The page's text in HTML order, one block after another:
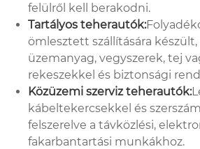
felülről kell berakodni.
Tartályos teherautók:
ömlesztett szállítására készült,
üzemanyag, vegyszerek, tej
rekeszekkel és biztonsági
Közüzemi szerviz teherautók:
kábeltekercsekkel és
felszerelve a távközlési,
fakarbantartási munkákhoz.